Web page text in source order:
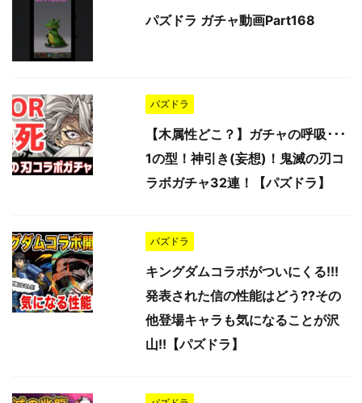
パズドラ ガチャ動画Part168
パズドラ
【木属性どこ？】ガチャの呼吸･･･
1の型！神引き(妄想)！鬼滅の刃コ
ラボガチャ32連！【パズドラ】
パズドラ
キングダムコラボがついにくる!!!
発表された信の性能はどう??その
他登場キャラも気になることが沢
山!!【パズドラ】